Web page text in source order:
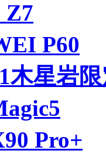
Z7
P60
木星岩
Pro+